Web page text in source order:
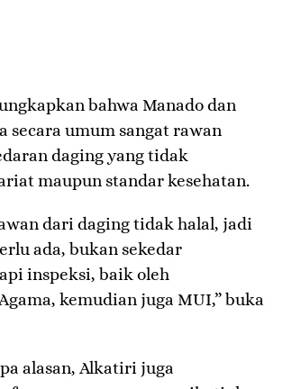
bahwa Manado dan
secara umum sangat rawan
daging yang tidak
maupun standar kesehatan.
dari daging tidak halal, jadi
ada, bukan sekedar
inspeksi, baik oleh
kemudian juga MUI,” buka
alasan, Alkatiri juga